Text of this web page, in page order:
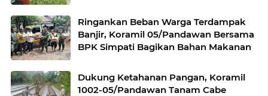
Ringankan Beban Warga Terdampak
Banjir, Koramil 05/Pandawan Bersama
BPK Simpati Bagikan Bahan Makanan
Dukung Ketahanan Pangan, Koramil
1002-05/Pandawan Tanam Cabe